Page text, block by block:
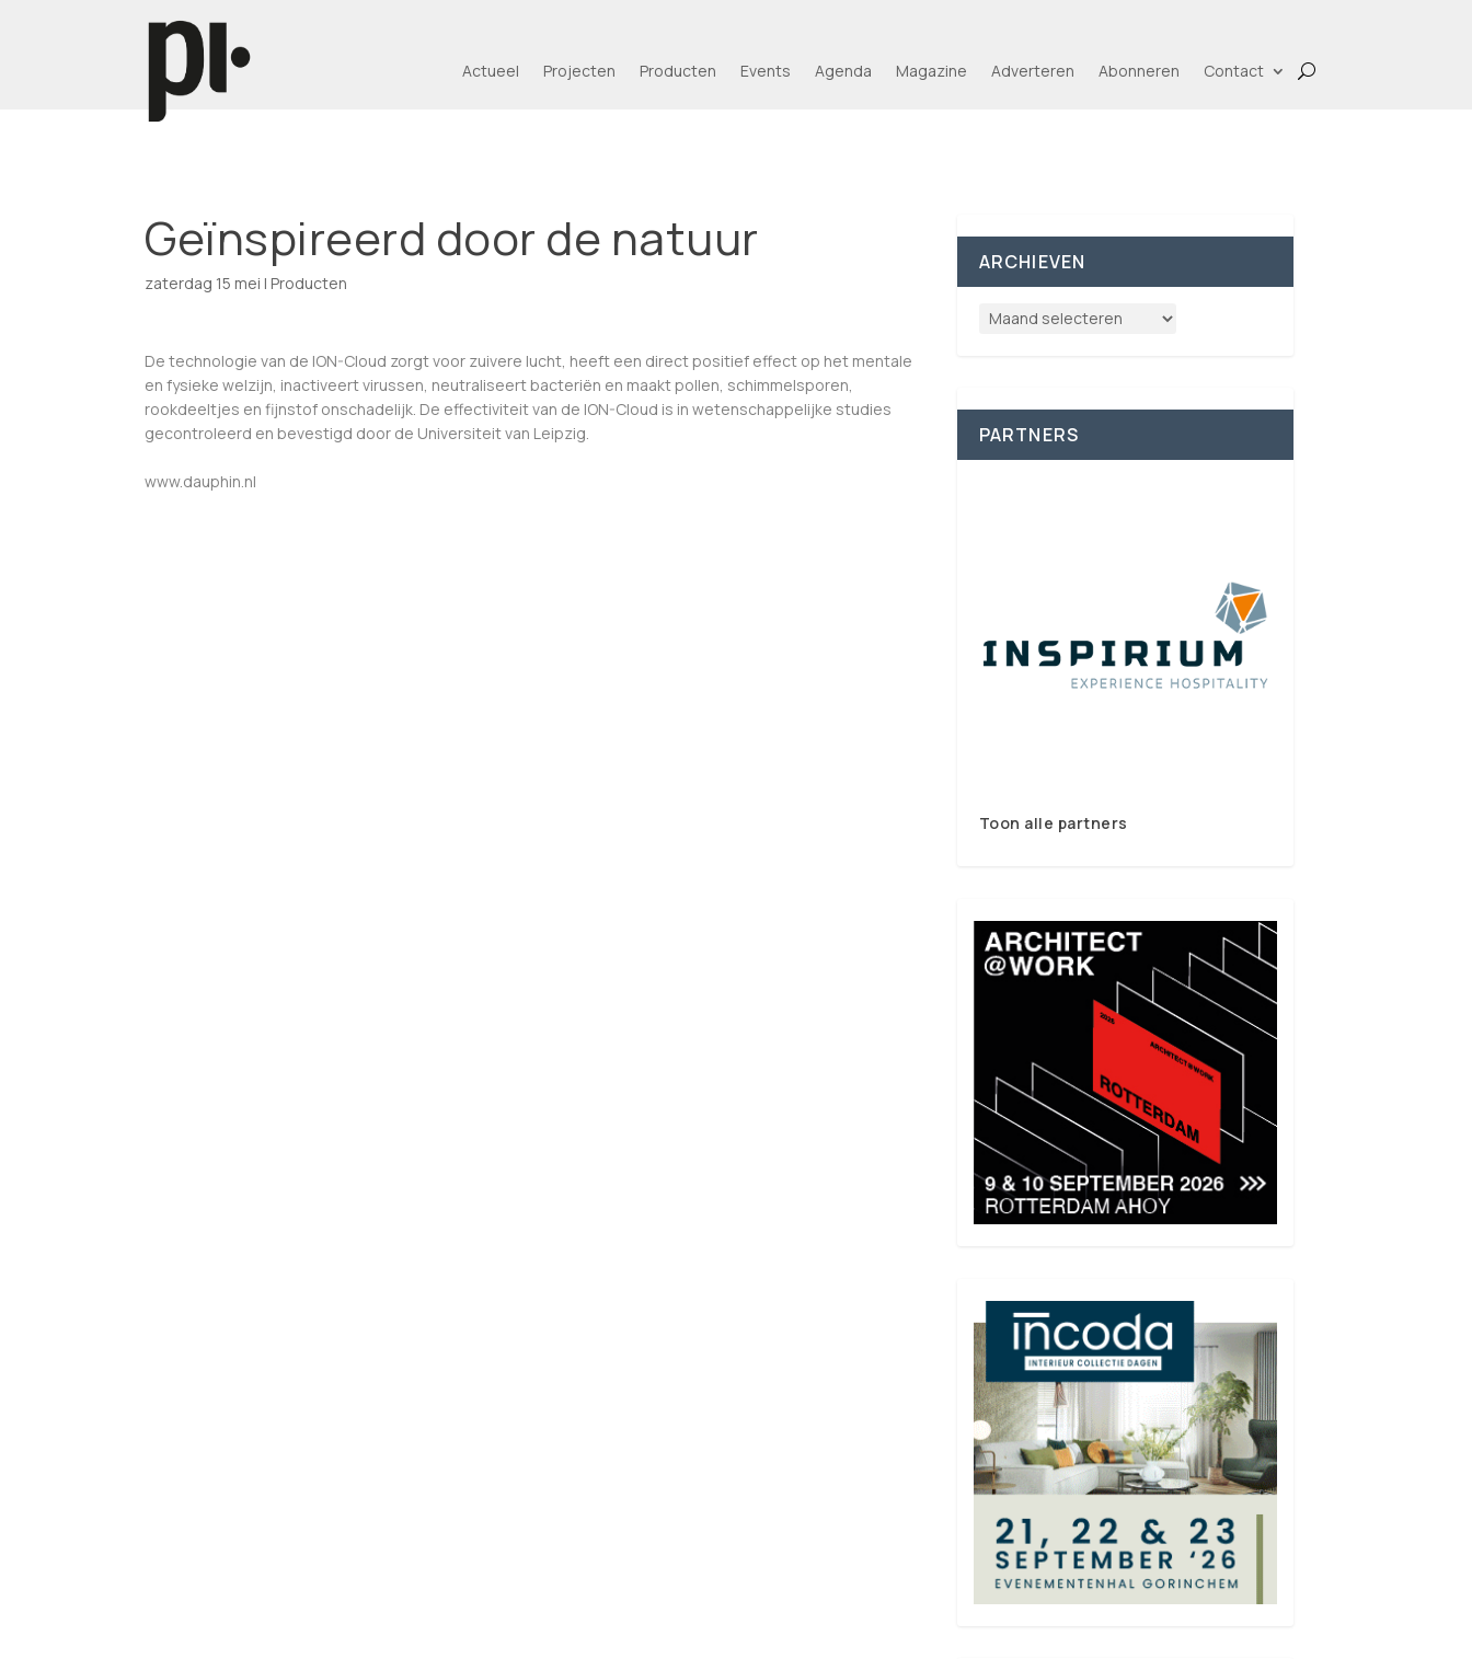
Actueel Projecten Producten Events Agenda Magazine Adverteren Abonneren Contact
Geïnspireerd door de natuur
zaterdag 15 mei | Producten
De technologie van de ION-Cloud zorgt voor zuivere lucht, heeft een direct positief effect op het mentale
en fysieke welzijn, inactiveert virussen, neutraliseert bacteriën en maakt pollen, schimmelsporen,
rookdeeltjes en fijnstof onschadelijk. De effectiviteit van de ION-Cloud is in wetenschappelijke studies
gecontroleerd en bevestigd door de Universiteit van Leipzig.
www.dauphin.nl
ARCHIEVEN
PARTNERS
Toon alle partners